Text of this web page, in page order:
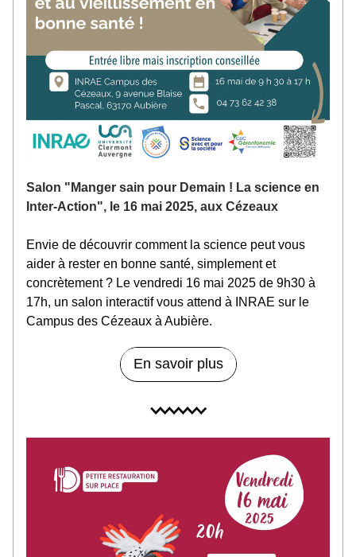
Salon "Manger sain pour Demain ! La science en
Inter-Action", le 16 mai 2025, aux Cézeaux
Envie de découvrir comment la science peut vous
aider à rester en bonne santé, simplement et
concrètement ? Le vendredi 16 mai 2025 de 9h30 à
17h, un salon interactif vous attend à INRAE sur le
Campus des Cézeaux à Aubière.
En savoir plus